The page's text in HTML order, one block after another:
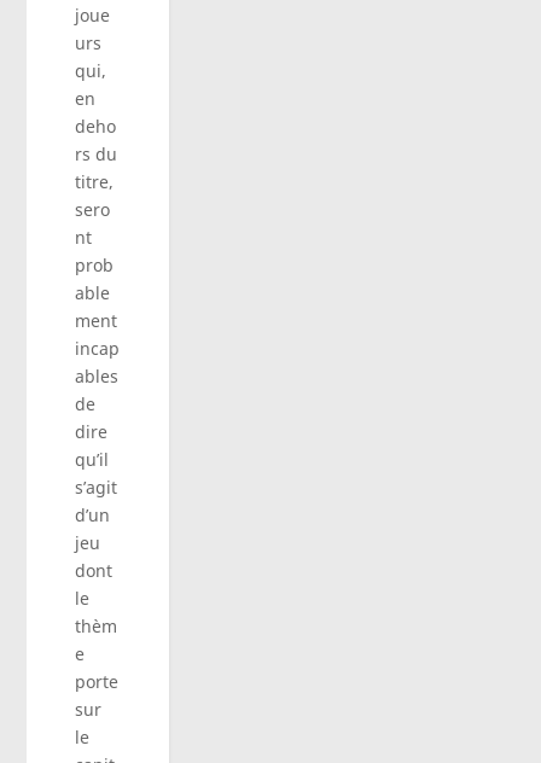
joue
urs
qui,
en
deho
rs du
titre,
sero
nt
prob
able
ment
incap
ables
de
dire
qu’il
s’agit
d’un
jeu
dont
le
thèm
e
porte
sur
le